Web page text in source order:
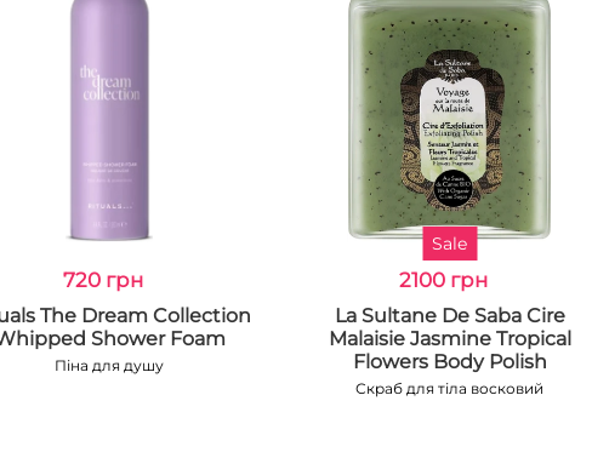
720 грн
The Dream Collection
Shower Foam
Піна для душу
Sale
2100 грн
La Sultane De Saba Cire
Malaisie Jasmine Tropical
Flowers Body Polish
Скраб для тіла воcковий